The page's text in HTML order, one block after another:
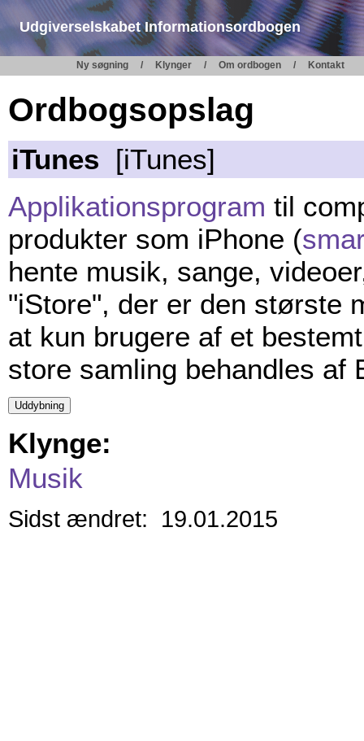
Udgiverselskabet Informationsordbogen
Ny søgning Klynger Om ordbogen Kontakt
Ordbogsopslag
iTunes [iTunes]
Applikationsprogram til
produkter som iPhone (
hente musik, sange,
"iStore", der er den største
at kun brugere af et
store samling behandles af
Klynge:
Musik
Sidst ændret: 19.01.2015